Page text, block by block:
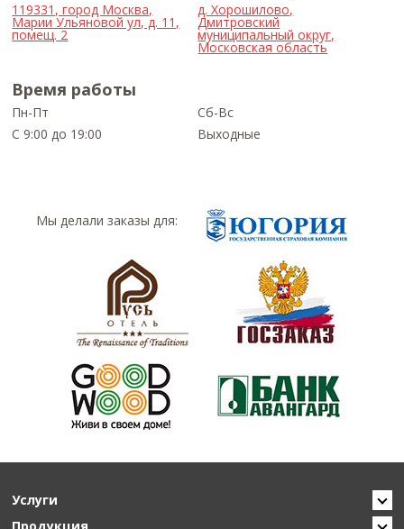
119331, город Москва,
Марии Ульяновой ул, д. 11,
помещ. 2
д. Хорошилово,
Дмитровский
муниципальный округ,
Московская область
Время работы
Пн-Пт
С 9:00 до 19:00
Сб-Вс
Выходные
Мы делали заказы для:
Услуги